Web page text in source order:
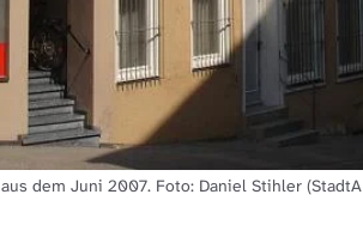
dem Juni 2007. Foto: Daniel Stihler